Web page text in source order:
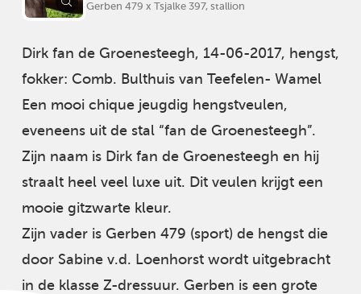
Gerben 479 x Tsjalke 397, stallion
Dirk fan de Groenesteegh, 14-06-2017, hengst,
fokker: Comb. Bulthuis van Teefelen- Wamel
Een mooi chique jeugdig hengstveulen,
eveneens uit de stal “fan de Groenesteegh”.
Zijn naam is Dirk fan de Groenesteegh en hij
straalt heel veel luxe uit. Dit veulen krijgt een
mooie gitzwarte kleur.
Zijn vader is Gerben 479 (sport) de hengst die
door Sabine v.d. Loenhorst wordt uitgebracht
in de klasse Z-dressuur. Gerben is een grote